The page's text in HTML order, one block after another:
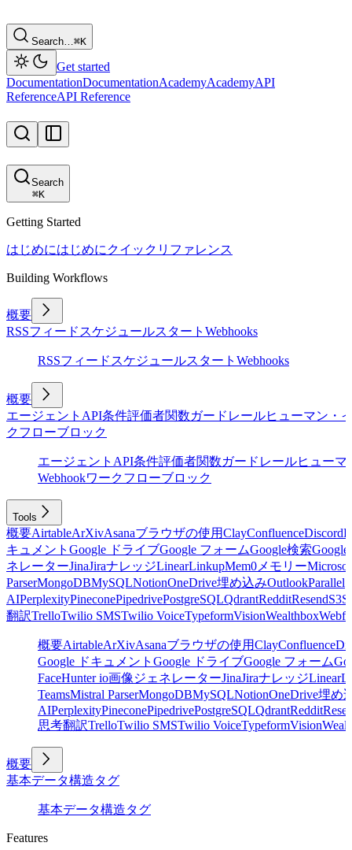
Search…⌘K
Get started
DocumentationDocumentationAcademyAcademyAPI
ReferenceAPI Reference
Search
⌘K
Getting Started
はじめにはじめに クイックリファレンス
Building Workflows
概要
RSSフィード スケジュールスタート Webhooks
RSSフィード スケジュールスタート Webhooks
概要
エージェント API条件評価者関数ガードレールヒューマン・
クフローブロック
エージェント API条件評価者関数ガードレールヒュー
Webhookワークフローブロック
Tools
概要AirtableArXivAsanaブラウザの使用ClayConfluenceDiscord
キュメント Google ドライブGoogle フォームGoogle検索
ネレーターJinaJiraナレッジLinearLinkupMem0 メモリー
ParserMongoDBMySQLNotionOneDrive埋め込みOutlookParallel
AIPerplexityPineconePipedrivePostgreSQLQdrantRedditResendS3
翻訳TrelloTwilio SMSTwilio VoiceTypeformVisionWealthbox
概要AirtableArXivAsanaブラウザの使用ClayConfluence
Google ドキュメント Google ドライブGoogle フォーム
FaceHunter io画像ジェネレーターJinaJiraナレッジLinear
TeamsMistral ParserMongoDBMySQLNotionOneDrive埋め
AIPerplexityPineconePipedrivePostgreSQLQdrantReddit
思考翻訳TrelloTwilio SMSTwilio VoiceTypeformVision
概要
基本データ構造タグ
基本データ構造タグ
Features